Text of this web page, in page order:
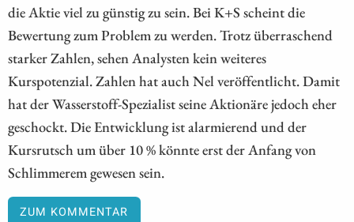
die Aktie viel zu günstig zu sein. Bei K+S scheint die
Bewertung zum Problem zu werden. Trotz überraschend
starker Zahlen, sehen Analysten kein weiteres
Kurspotenzial. Zahlen hat auch Nel veröffentlicht. Damit
hat der Wasserstoff-Spezialist seine Aktionäre jedoch eher
geschockt. Die Entwicklung ist alarmierend und der
Kursrutsch um über 10 % könnte erst der Anfang von
Schlimmerem gewesen sein.
ZUM KOMMENTAR